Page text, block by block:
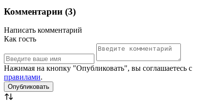
Комментарии (3)
Написать комментарий
Как гость
Нажимая на кнопку "Опубликовать", вы соглашаетесь с
правилами.